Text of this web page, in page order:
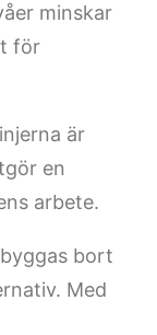
minskar
för
är
en
arbete.
bort
Med